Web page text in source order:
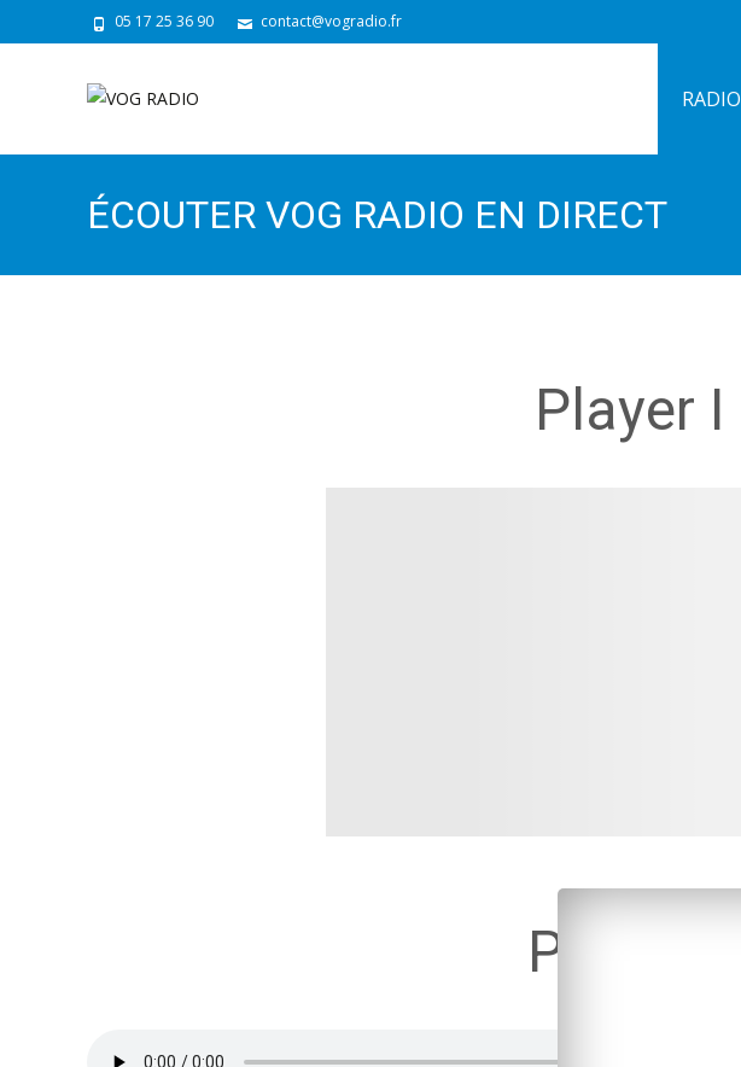
05 17 25 36 90 contact@vogradio.fr
RADIO
ÉCOUTER VOG RADIO EN DIRECT
Player I
Player II